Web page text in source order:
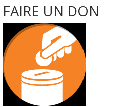
FAIRE UN DON